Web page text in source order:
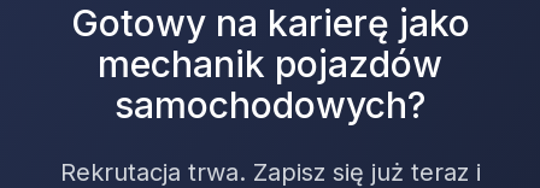
Gotowy na karierę jako
mechanik pojazdów
samochodowych?
Rekrutacja trwa. Zapisz się już teraz i